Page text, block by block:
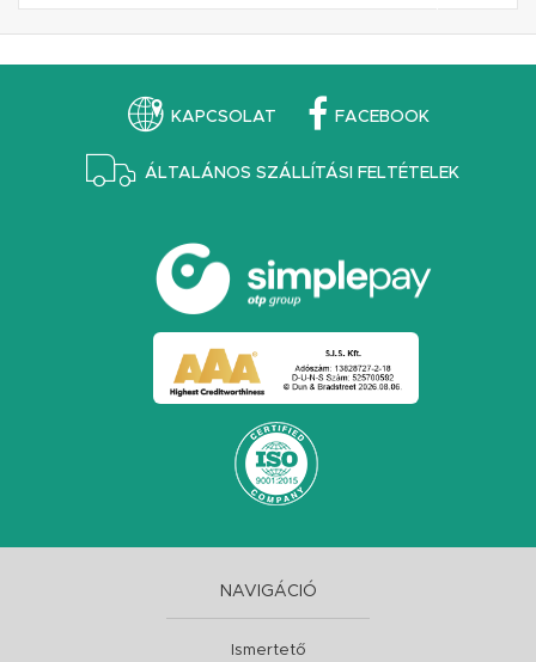
KAPCSOLAT FACEBOOK
ÁLTALÁNOS SZÁLLÍTÁSI FELTÉTELEK
NAVIGÁCIÓ
Ismertető